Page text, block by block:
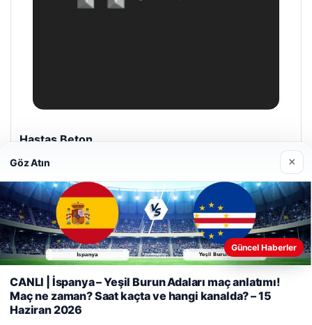
Prenses Night Club
© 2026 Haber Kalesi
Web sitemizi nasıl kullandığınızı daha iyi anlayabilmek,
deneyiminizi kişiselleştirmek ve geliştirmek amacıyla çerezler
kullanıyoruz.Çerez Politikamız
Reddet
Göz Atın ×
Güncel Haberler
CANLI | İspanya – Yeşil Burun Adaları maç anlatımı!
Maç ne zaman? Saat kaçta ve hangi kanalda? – 15
Haziran 2026